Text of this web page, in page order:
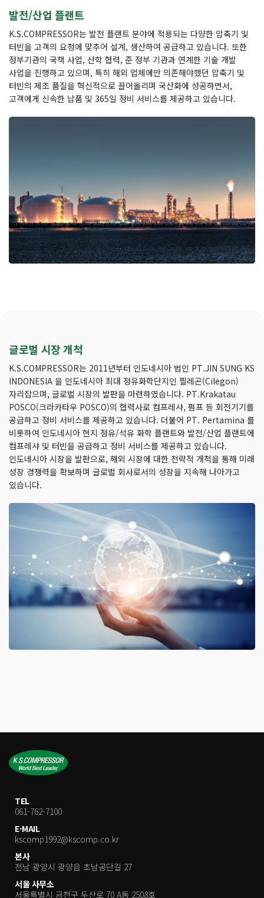
발전/산업 플랜트
K.S.COMPRESSOR는 발전 플랜트 분야에 적용되는 다양한 압축기 및
터빈을 고객의 요청에 맞추어 설계, 생산하여 공급하고 있습니다. 또한
정부기관의 국책 사업, 산학 협력, 준 정부 기관과 연계한 기술 개발
사업을 진행하고 있으며, 특히 해외 업체에만 의존해야했던 압축기 및
터빈의 제조 품질을 혁신적으로 끌어올리며 국산화에 성공하면서,
고객에게 신속한 납품 및 365일 정비 서비스를 제공하고 있습니다.
글로벌 시장 개척
K.S.COMPRESSOR는 2011년부터 인도네시아 법인 PT.JIN SUNG KS
INDONESIA 을 인도네시아 최대 정유화학단지인 찔레곤(Cilegon)
자리잡으며, 글로벌 시장의 발판을 마련하였습니다. PT.Krakatau
POSCO(크라카타우 POSCO)의 협력사로 컴프레샤, 펌프 등 회전기기를
공급하고 정비 서비스를 제공하고 있습니다. 더불어 PT. Pertamina 를
비롯하여 인도네시아 현지 정유/석유 화학 플랜트와 발전/산업 플랜트에
컴프레샤 및 터빈을 공급하고 정비 서비스를 제공하고 있습니다.
인도네시아 시장을 발판으로, 해외 시장에 대한 전략적 개척을 통해 미래
성장 경쟁력을 확보하며 글로벌 회사로서의 성장을 지속해 나아가고
있습니다.
TEL
061-762-7100
E-MAIL
kscomp1992@kscomp.co.kr
본사
전남 광양시 광양읍 초남공단길 27
서울 사무소
서울특별시 금천구 두산로 70 A동 2508호